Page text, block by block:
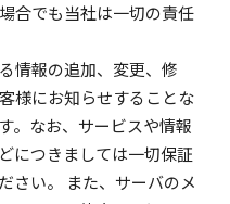
合でも当社は一切の責任
情報の追加、変更、修
様にお知らせすることな
。なお、サービスや情報
につきましては一切保証
さい。 また、サーバのメ